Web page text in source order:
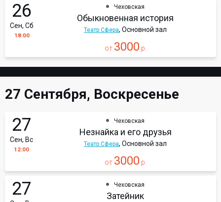
26
Сен, Сб
18:00
Чеховская
Обыкновенная история
Театр Сфера, Основной зал
от 3000 р.
27 Сентября, Воскресенье
27
Сен, Вс
12:00
Чеховская
Незнайка и его друзья
Театр Сфера, Основной зал
от 3000 р.
27 Чеховская
Затейник